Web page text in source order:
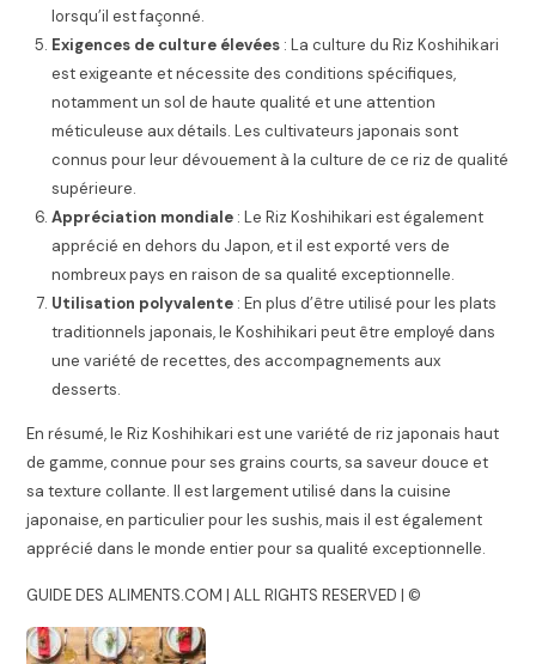
lorsqu’il est façonné.
Exigences de culture élevées : La culture du Riz Koshihikari
est exigeante et nécessite des conditions spécifiques,
notamment un sol de haute qualité et une attention
méticuleuse aux détails. Les cultivateurs japonais sont
connus pour leur dévouement à la culture de ce riz de qualité
supérieure.
Appréciation mondiale : Le Riz Koshihikari est également
apprécié en dehors du Japon, et il est exporté vers de
nombreux pays en raison de sa qualité exceptionnelle.
Utilisation polyvalente : En plus d’être utilisé pour les plats
traditionnels japonais, le Koshihikari peut être employé dans
une variété de recettes, des accompagnements aux
desserts.
En résumé, le Riz Koshihikari est une variété de riz japonais haut
de gamme, connue pour ses grains courts, sa saveur douce et
sa texture collante. Il est largement utilisé dans la cuisine
japonaise, en particulier pour les sushis, mais il est également
apprécié dans le monde entier pour sa qualité exceptionnelle.
GUIDE DES ALIMENTS.COM | ALL RIGHTS RESERVED | ©